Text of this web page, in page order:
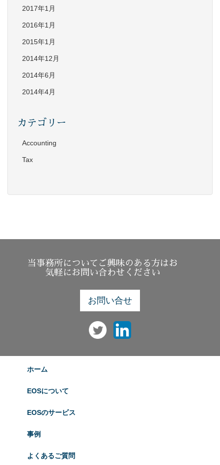
2017年1月
2016年1月
2015年1月
2014年12月
2014年6月
2014年4月
カテゴリー
Accounting
Tax
当事務所についてご興味のある方はお
気軽にお問い合わせください
お問い合せ
ホーム
EOSについて
EOSのサービス
事例
よくあるご質問